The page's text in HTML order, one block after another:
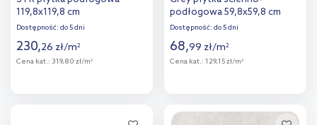
119,8x119,8 cm
Dostępność: do 5 dni
230,26 zł/m2
Cena kat.: 319,80 zł/m2
podłogowa 59,8x59,8 cm
Dostępność: do 5 dni
68,99 zł/m2
Cena kat.: 129,15 zł/m2